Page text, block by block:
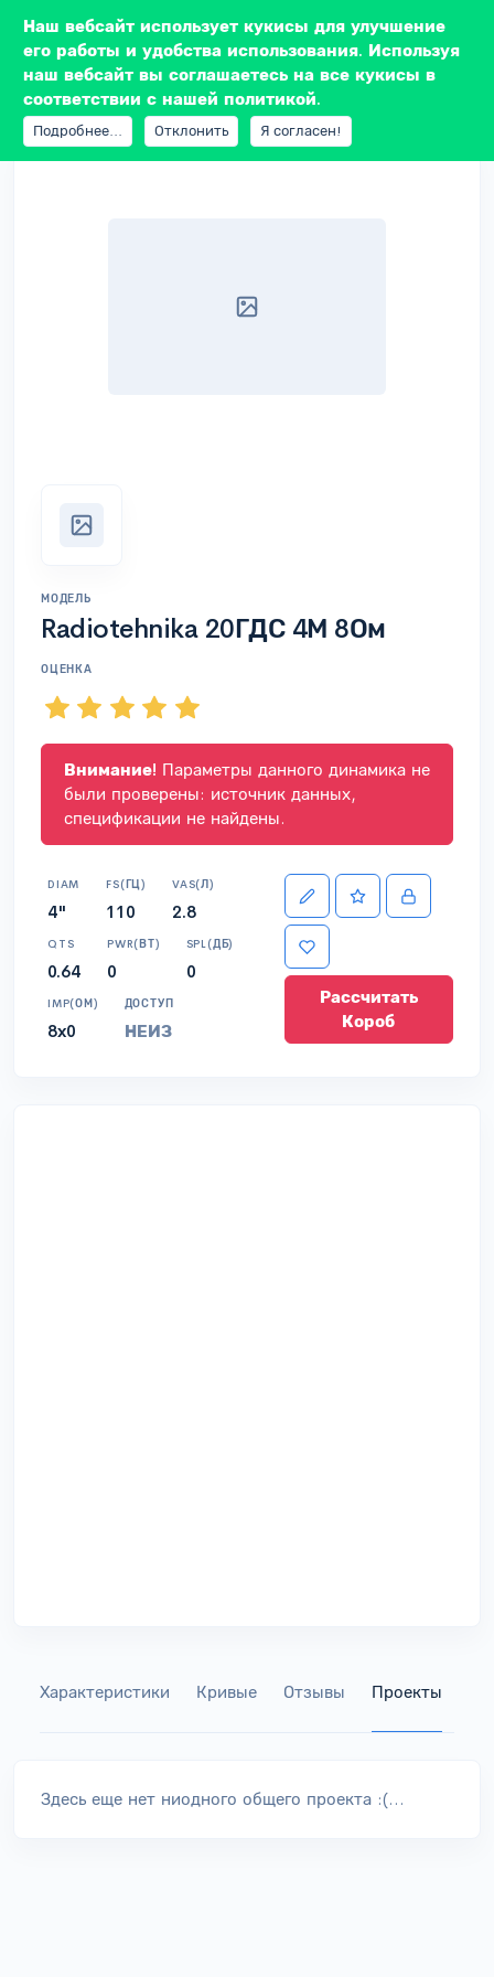
БАЗА ДАННЫХ RADIOTEHNIKA 20ГДС 4М 8ОМ
МОДЕЛЬ
Radiotehnika 20ГДС 4М 8Ом
ОЦЕНКА
Внимание! Параметры данного динамика не
были проверены: источник данных,
спецификации не найдены.
DIAM
4"
FS(ГЦ)
110
VAS(Л)
2.8
QTS
0.64
PWR(ВТ)
0
SPL(ДБ)
0
IMP(ОМ)
8x0
ДОСТУП
НЕИЗ
Рассчитать
Короб
Характеристики Кривые Отзывы Проекты
Здесь еще нет ниодного общего проекта :(...
Наш вебсайт использует кукисы для улучшение
его работы и удобства использования. Используя
наш вебсайт вы соглашаетесь на все кукисы в
соответствии с нашей политикой.
Подробнее... Отклонить Я согласен!